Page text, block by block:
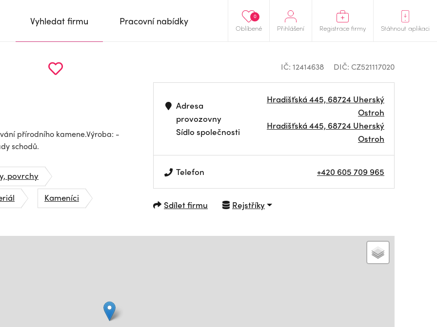
Oblíbené
0
Přihlášení Registrace firmy Stáhnout aplikaci
Vyhledat firmu Pracovní nabídky
přírodního kamene.Výroba: -
schodů.
povrchy
Kameníci
IČ: 12414638 DIČ: CZ521117020
Adresa
provozovny
Sídlo společnosti
Hradišťská 445, 68724 Uherský
Ostroh
Hradišťská 445, 68724 Uherský
Ostroh
Telefon +420 605 709 965
Sdílet firmu Rejstříky